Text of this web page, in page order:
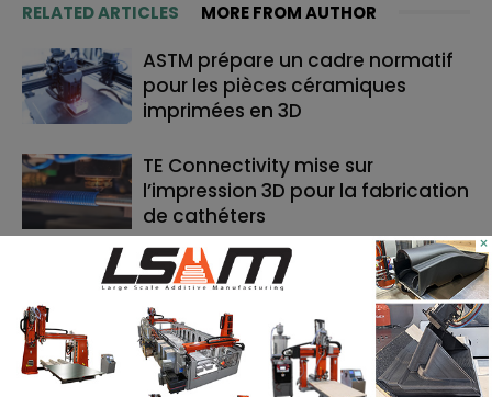
RELATED ARTICLES MORE FROM AUTHOR
ASTM prépare un cadre normatif
pour les pièces céramiques
imprimées en 3D
TE Connectivity mise sur
l’impression 3D pour la fabrication
de cathéters
Le bon moment en FA : quand les
fabricants de machines doivent
lancer, et quand les utilisateurs
doivent investir
×